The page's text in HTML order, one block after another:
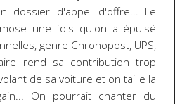
dossier d'appel d'offre... Le
une fois qu'on a épuisé
genre Chronopost, UPS,
rend sa contribution trop
de sa voiture et on taille la
On pourrait chanter du